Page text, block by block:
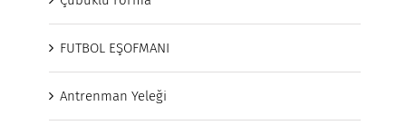
FUTBOL EŞOFMANI
Antrenman Yeleği